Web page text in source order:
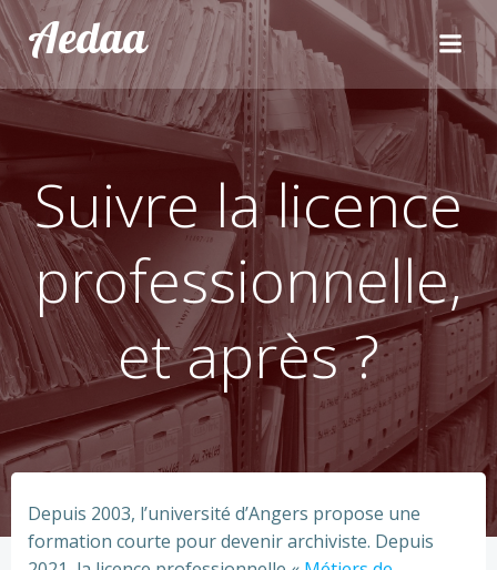
Aller
au
contenu
Aedaa
Suivre la licence
professionnelle,
et après ?
Depuis 2003, l’université d’Angers propose une
formation courte pour devenir archiviste. Depuis